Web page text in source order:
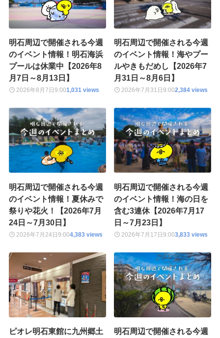
明石周辺で開催される今週
のイベント情報！明石海浜
プールは休業中【2026年8
月7日～8月13日】
2026年8月7日 9:001,031 views
明石周辺で開催される今週
のイベント情報！海やプー
ルやきもだめし【2026年7
月31日～8月6日】
2026年7月31日9:002,384 views
明石周辺で開催される今週
のイベント情報！夏休みで
祭りや花火！【2026年7月
24日～7月30日】
2026年7月24日 9:004,383 views
明石周辺で開催される今週
のイベント情報！海の日を
含む3連休【2026年7月17
日～7月23日】
2026年7月17日9:003,833 views
ピオレ明石東館に九州郷土
明石周辺で開催される今週